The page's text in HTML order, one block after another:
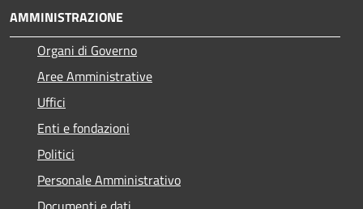
AMMINISTRAZIONE
Organi di Governo
Aree Amministrative
Uffici
Enti e fondazioni
Politici
Personale Amministrativo